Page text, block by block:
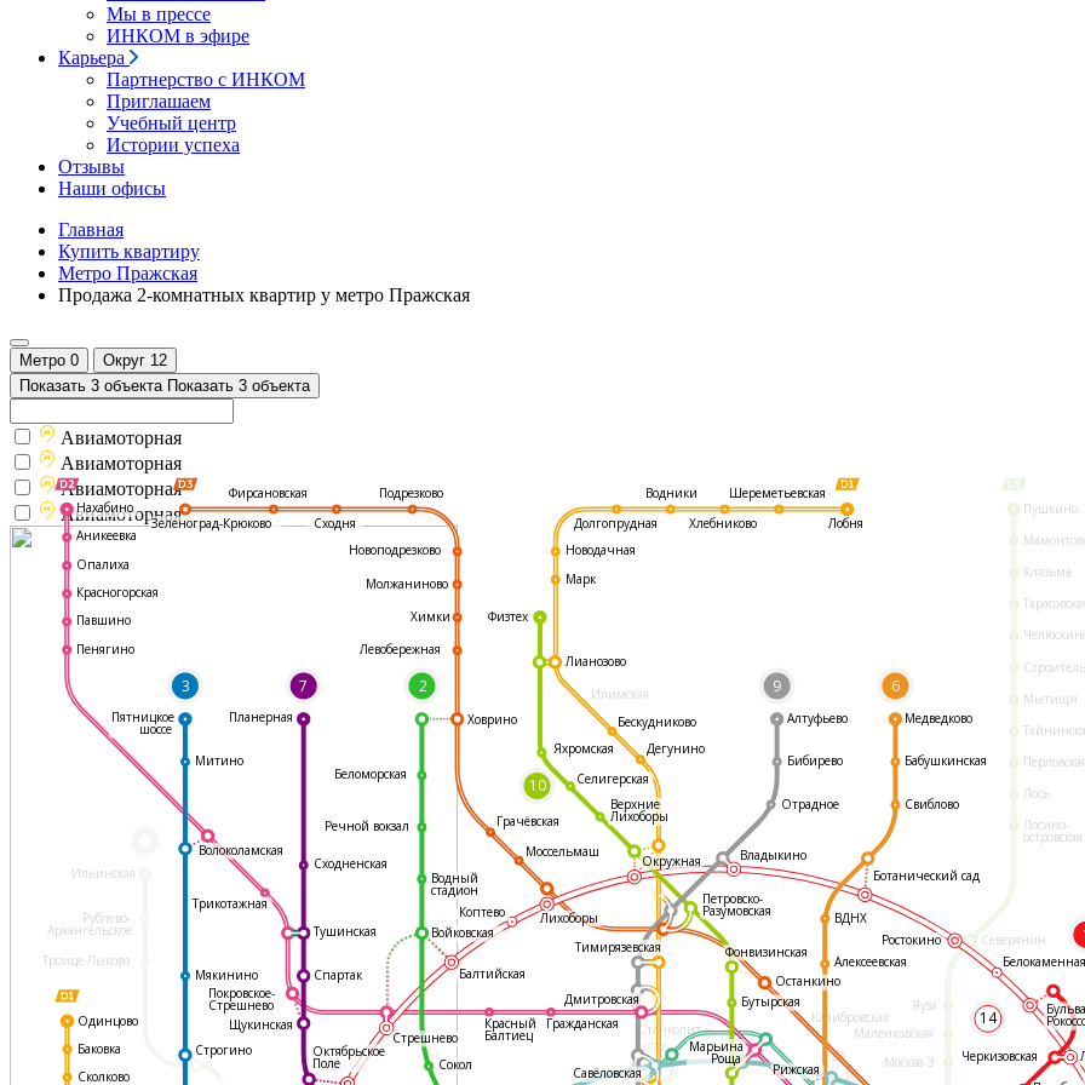
Мы в прессе
ИНКОМ в эфире
Карьера
Партнерство с ИНКОМ
Приглашаем
Учебный центр
Истории успеха
Отзывы
Наши офисы
Главная
Купить квартиру
Метро Пражская
Продажа 2-комнатных квартир у метро Пражская
Метро 0 Округ 12
Показать 3 объекта Показать 3 объекта
Илимская
Пушкино
Клязьма
Мытищи
Лось
Лосино-
островская
Северянин
Яуза
Маленковская
Москва-3
Ильинская
Рублево-
Архангельское
Троице-Лыково
Калибровская
Станколит
3 7
14
2 9 6
10
Фирсановская
Сходня
Подрезково
Новоподрезково
Молжаниново
Химки
Левобережная
Ховрино
Грачёвская
Моссельмаш
Останкино
Медведково
Бабушкинская
Свиблово
ВДНХ
Алексеевская
Рижская
Сокол
Красный
Балтиец
Гражданская
Дмитровская
Коптево Лихоборы
Балтийская
Войковская
Водный
стадион
Сходненская
Трикотажная
Волоколамская
Тушинская
Мякинино
Строгино
Митино
Нахабино
Аникеевка
Опалиха
Красногорская
Павшино
Пенягино
Одинцово
Баковка
Сколково
Пятницкое
шоссе
Планерная
Спартак
Стрешнево
Щукинская
Октябрьское
Поле
Окружная
Дегунино
Бескудниково
Верхние
Лихоборы
Селигерская
Физтех
Яхромская
Марк
Лианозово
Новодачная
Речной вокзал
Беломорская
Долгопрудная
Водники
Хлебниково
Шереметьевская
Лобня
Тимирязевская
Марьина
Роща
Савёловская
Фонвизинская
Бутырская
Петровско-
Разумовская
Покровское-
Стрешнево
Бибирево
Отрадное
Владыкино
Ботанический сад
Алтуфьево
Ростокино
Черкизовская
Зеленоград-Крюково
Авиамоторная
Авиамоторная
Авиамоторная
Авиамоторная